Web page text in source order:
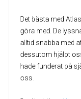
Det bästa med
göra med. De
alltid snabba med
dessutom hjälpt
hade funderat på
oss.